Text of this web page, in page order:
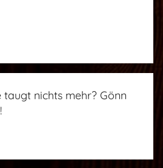
taugt nichts mehr? Gönn